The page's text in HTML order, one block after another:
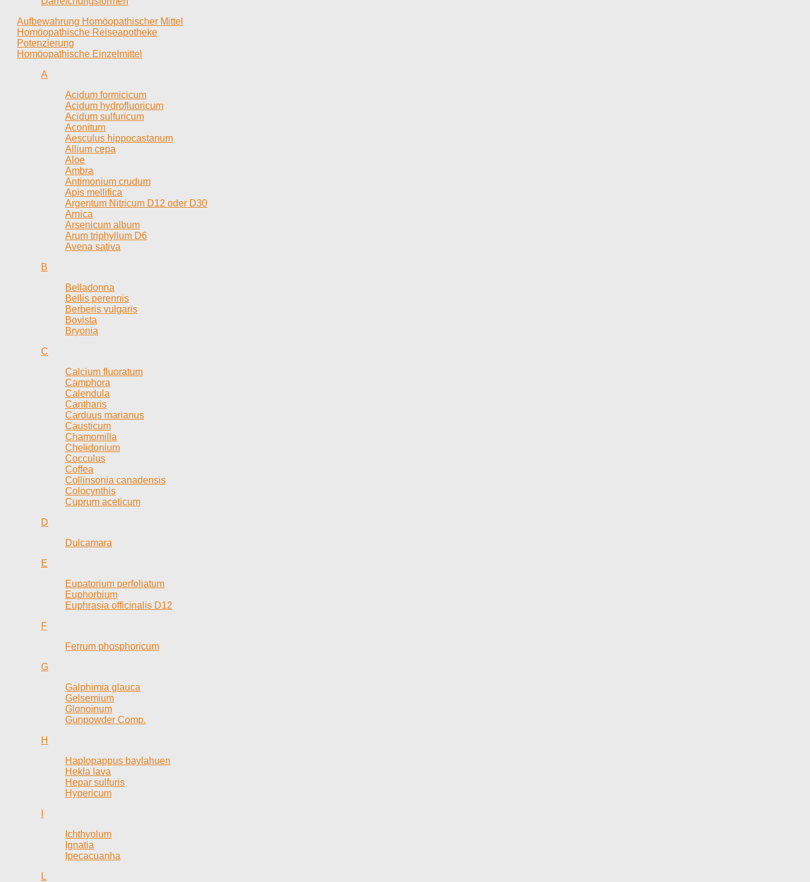
Aufbewahrung Homöopathischer Mittel
Homöopathische Reiseapotheke
Potenzierung
Homöopathische Einzelmittel
A
Acidum formicicum
Acidum hydrofluoricum
Acidum sulfuricum
Aconitum
Aesculus hippocastanum
Allium cepa
Aloe
Ambra
Antimonium crudum
Apis mellifica
Argentum Nitricum D12 oder D30
Arnica
Arsenicum album
Arum triphyllum D6
Avena sativa
B
Belladonna
Bellis perennis
Berberis vulgaris
Bovista
Bryonia
C
Calcium fluoratum
Camphora
Calendula
Cantharis
Carduus marianus
Causticum
Chamomilla
Chelidonium
Cocculus
Coffea
Collinsonia canadensis
Colocynthis
Cuprum aceticum
D
Dulcamara
E
Eupatorium perfoliatum
Euphorbium
Euphrasia officinalis D12
F
Ferrum phosphoricum
G
Galphimia glauca
Gelsemium
Glonoinum
Gunpowder Comp.
H
Haplopappus baylahuen
Hekla lava
Hepar sulfuris
Hypericum
Ichthyolum
Ignatia
Ipecacuanha
L